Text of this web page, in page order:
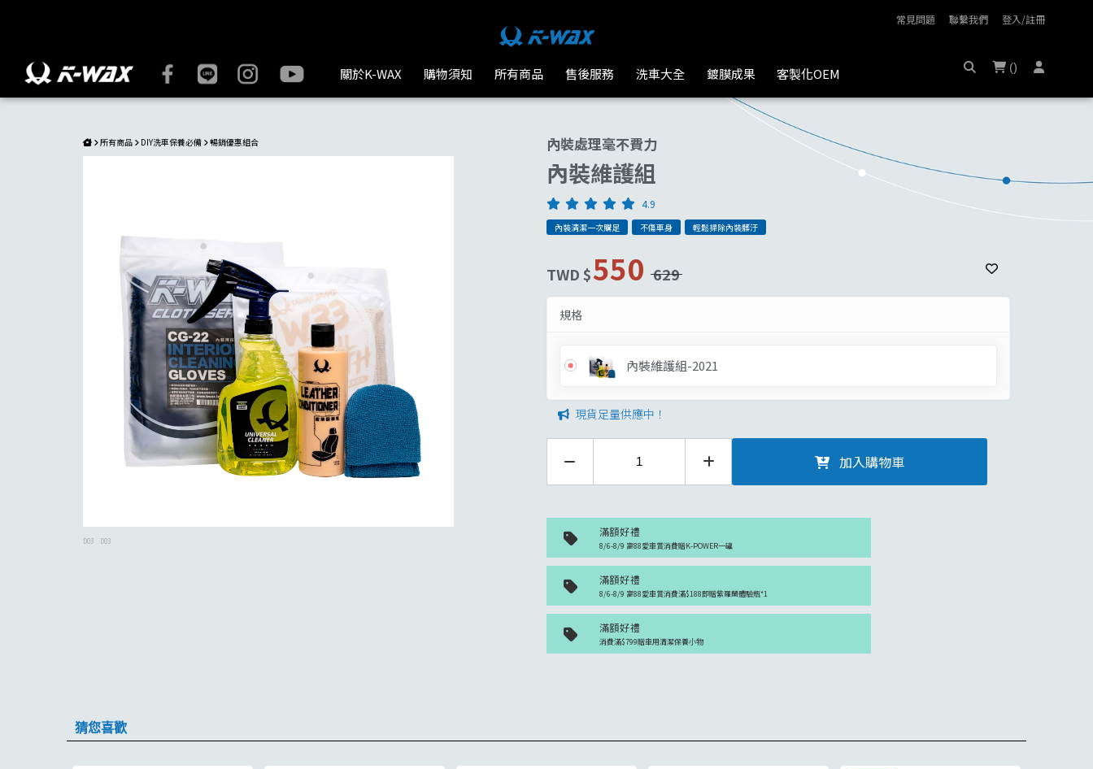
常見問題 聯繫我們 登入/註冊
()
關於K-WAX 購物須知 所有商品 售後服務 洗車大全 鍍膜成果 客製化OEM
所有商品 DIY洗車保養必備 暢銷優惠組合
D03 D03
內裝處理毫不費力
內裝維護組
4.9
內裝清潔一次購足 不傷車身 輕鬆掃除內裝髒汙
TWD $550 629
規格
內裝維護組-2021
現貨足量供應中！
加入購物車
滿額好禮
8/6-8/9 富88愛車賞消費贈K-POWER一罐
滿額好禮
8/6-8/9 富88愛車賞消費滿$188即贈紫羅蘭體驗瓶*1
滿額好禮
消費滿$799贈車用清潔保養小物
猜您喜歡